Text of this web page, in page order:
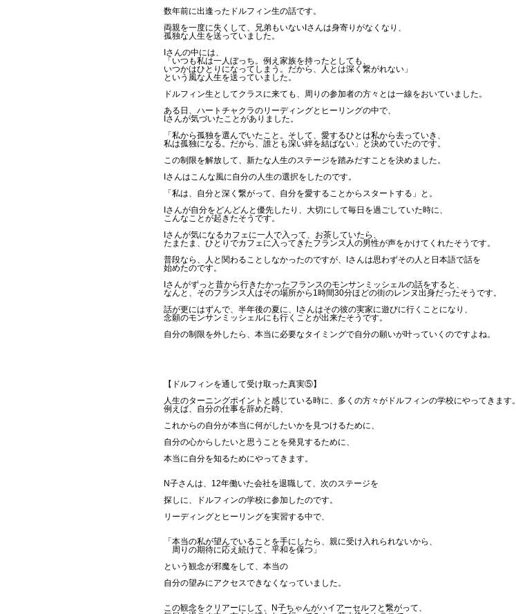
数年前に出逢ったドルフィン生の話です。
両親を一度に失くして、兄弟もいないIさんは身寄りがなくなり、
孤独な人生を送っていました。
Iさんの中には、
「いつも私は一人ぼっち。例え家族を持ったとしても、
いつかはひとりになってしまう。だから、人とは深く繋がれない」
という風な人生を送っていました。
ドルフィン生としてクラスに来ても、周りの参加者の方々とは一線をおいていました。
ある日、ハートチャクラのリーディングとヒーリングの中で、
Iさんが気づいたことがありました。
「私から孤独を選んでいたこと。そして、愛するひとは私から去っていき、
私は孤独になる。だから、誰とも深い絆を結ばない」と決めていたのです。
この制限を解放して、新たな人生のステージを踏みだすことを決めました。
Iさんはこんな風に自分の人生の選択をしたのです。
「私は、自分と深く繋がって、自分を愛することからスタートする」と。
Iさんが自分をどんどんと優先したり、大切にして毎日を過ごしていた時に、
こんなことが起きたそうです。
Iさんが気になるカフェに一人で入って、お茶していたら、
たまたま、ひとりでカフェに入ってきたフランス人の男性が声をかけてくれたそうです。
普段なら、人と関わることしなかったのですが、Iさんは思わずその人と日本語で話を
始めたのです。
Iさんがずっと昔から行きたかったフランスのモンサンミッシェルの話をすると、
なんと、そのフランス人はその場所から1時間30分ほどの街のレンヌ出身だったそうです。
話が更にはずんで、半年後の夏に、Iさんはその彼の実家に遊びに行くことになり、
念願のモンサンミッシェルにも行くことが出来たそうです。
自分の制限を外したら、本当に必要なタイミングで自分の願いが叶っていくのですよね。
【ドルフィンを通して受け取った真実⑤】
人生のターニングポイントと感じている時に、多くの方々がドルフィンの学校にやってきます。
例えば、自分の仕事を辞めた時、
これからの自分が本当に何がしたいかを見つけるために、
自分の心からしたいと思うことを発見するために、
本当に自分を知るためにやってきます。
N子さんは、12年働いた会社を退職して、次のステージを
探しに、ドルフィンの学校に参加したのです。
リーディングとヒーリングを実習する中で、
「本当の私が望んでいることを手にしたら、親に受け入れられないから、
周りの期待に応え続けて、平和を保つ」
という観念が邪魔をして、本当の
自分の望みにアクセスできなくなっていました。
この観念をクリアーにして、N子ちゃんがハイアーセルフと繋がって、